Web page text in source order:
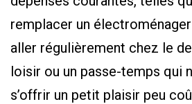
remplacer un
aller régulièrement chez le
loisir ou un passe-temps qui
s’offrir un petit plaisir peu